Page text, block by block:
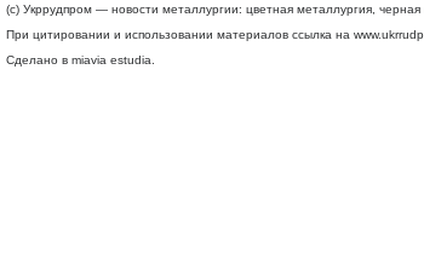
(c) Укррудпром — новости металлургии: цветная металлургия,
При цитировании и использовании материалов ссылка на
Сделано в miavia estudia.